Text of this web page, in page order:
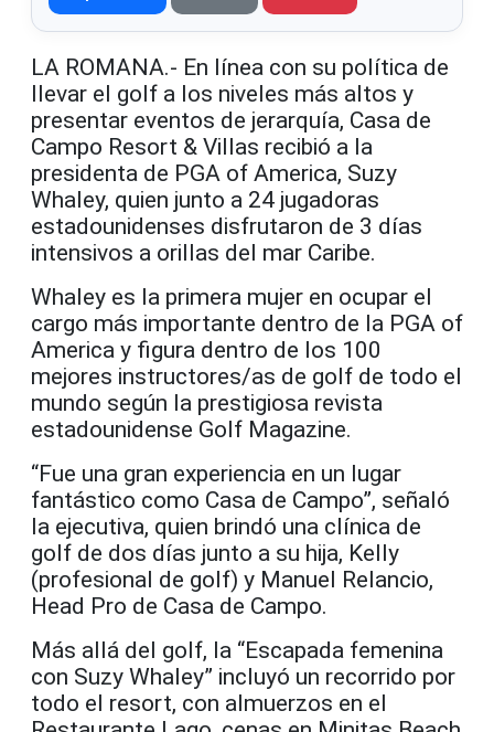
LA ROMANA.- En línea con su política de
llevar el golf a los niveles más altos y
presentar eventos de jerarquía, Casa de
Campo Resort & Villas recibió a la
presidenta de PGA of America, Suzy
Whaley, quien junto a 24 jugadoras
estadounidenses disfrutaron de 3 días
intensivos a orillas del mar Caribe.
Whaley es la primera mujer en ocupar el
cargo más importante dentro de la PGA of
America y figura dentro de los 100
mejores instructores/as de golf de todo el
mundo según la prestigiosa revista
estadounidense Golf Magazine.
“Fue una gran experiencia en un lugar
fantástico como Casa de Campo”, señaló
la ejecutiva, quien brindó una clínica de
golf de dos días junto a su hija, Kelly
(profesional de golf) y Manuel Relancio,
Head Pro de Casa de Campo.
Más allá del golf, la “Escapada femenina
con Suzy Whaley” incluyó un recorrido por
todo el resort, con almuerzos en el